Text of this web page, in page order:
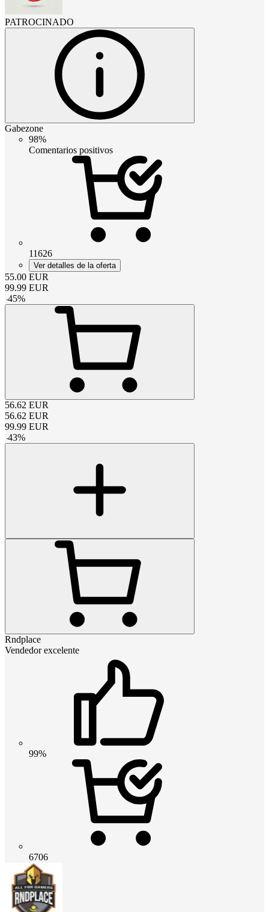
PATROCINADO
Gabezone
98%
Comentarios positivos
11626
Ver detalles de la oferta
55.00 EUR
99.99 EUR
-45%
56.62 EUR
56.62 EUR
99.99 EUR
-43%
Rndplace
Vendedor excelente
99%
6706